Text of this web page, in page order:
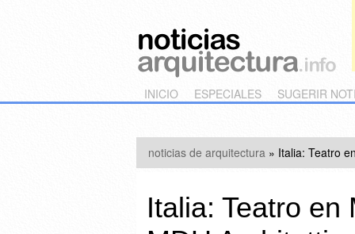
Main menu
Skip to primary content
Skip to secondary content
INICIO ESPECIALES SUGERIR
noticias de arquitectura » Italia: Teatro
Italia: Teatro en